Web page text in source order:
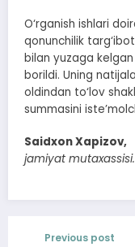
O‘rganish ishlari
qonunchilik
bilan yuzaga
borildi. Uning
oldindan to‘lov
summasini
Saidxon Xapizov,
jamiyat mutaxassisi.
Previous post